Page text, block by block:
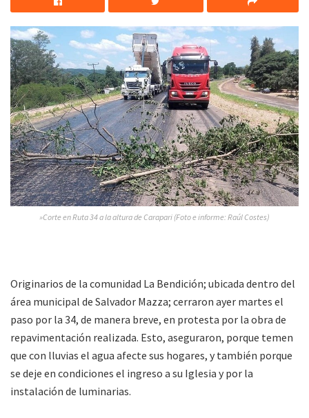
»Corte en Ruta 34 a la altura de Carapari (Foto e informe: Raúl Costes)
Originarios de la comunidad La Bendición; ubicada dentro del
área municipal de Salvador Mazza; cerraron ayer martes el
paso por la 34, de manera breve, en protesta por la obra de
repavimentación realizada. Esto, aseguraron, porque temen
que con lluvias el agua afecte sus hogares, y también porque
se deje en condiciones el ingreso a su Iglesia y por la
instalación de luminarias.